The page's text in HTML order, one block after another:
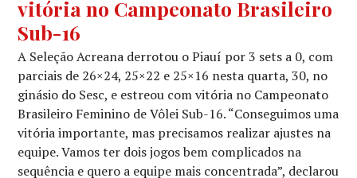
vitória no Campeonato Brasileiro
Sub-16
A Seleção Acreana derrotou o Piauí por 3 sets a 0, com
parciais de 26×24, 25×22 e 25×16 nesta quarta, 30, no
ginásio do Sesc, e estreou com vitória no Campeonato
Brasileiro Feminino de Vôlei Sub-16. “Conseguimos uma
vitória importante, mas precisamos realizar ajustes na
equipe. Vamos ter dois jogos bem complicados na
sequência e quero a equipe mais concentrada”, declarou